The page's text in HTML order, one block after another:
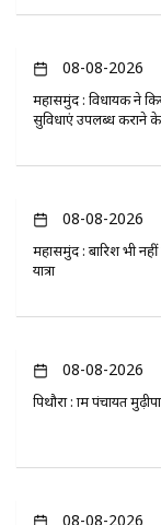
08-08-2026
महासमुंद : विधायक ने
सुविधाएं उपलब्ध कराने के
08-08-2026
महासमुंद : बारिश भी
यात्रा
08-08-2026
पिथौरा : ग्राम पंचायत
08-08-2026